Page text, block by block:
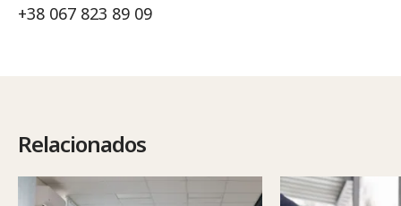
+38 067 823 89 09
Relacionados